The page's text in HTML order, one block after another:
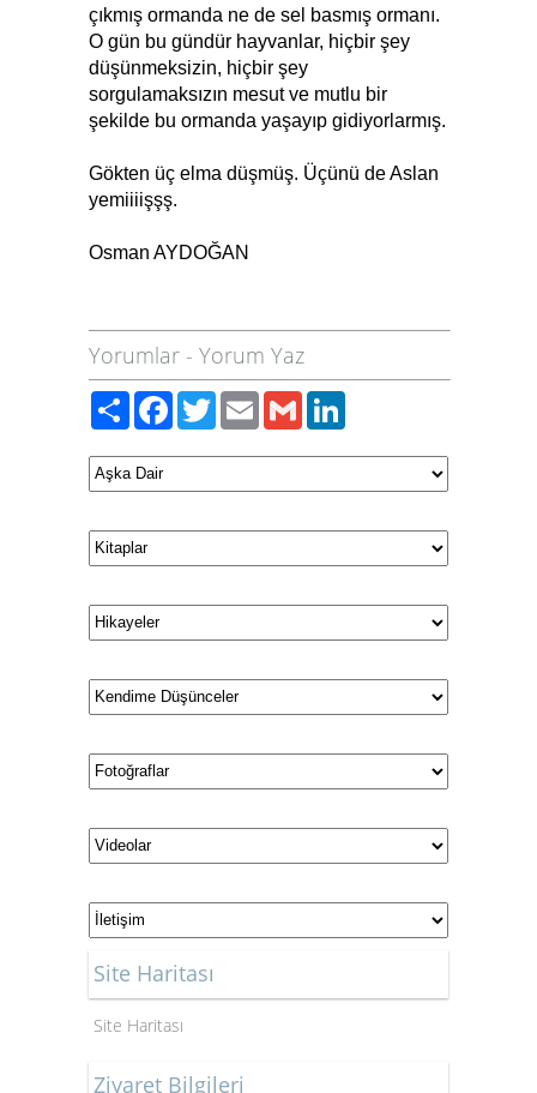
çıkmış ormanda ne de sel basmış ormanı.
O gün bu gündür hayvanlar, hiçbir şey
düşünmeksizin, hiçbir şey
sorgulamaksızın mesut ve mutlu bir
şekilde bu ormanda yaşayıp gidiyorlarmış.
Gökten üç elma düşmüş. Üçünü de Aslan
yemiiiişşş.
Osman AYDOĞAN
Yorumlar - Yorum Yaz
PaylaşFacebook
TwitterEmailGmail
Site Haritası
Site Haritası
Ziyaret Bilgileri